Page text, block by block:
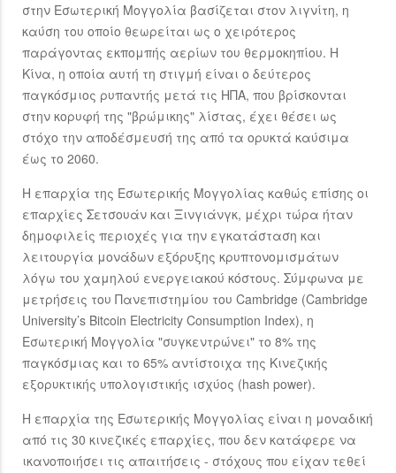
στην Εσωτερική Μογγολία βασίζεται στον λιγνίτη, η
καύση του οποίο θεωρείται ως ο χειρότερος
παράγοντας εκπομπής αερίων του θερμοκηπίου. Η
Κίνα, η οποία αυτή τη στιγμή είναι ο δεύτερος
παγκόσμιος ρυπαντής μετά τις ΗΠΑ, που βρίσκονται
στην κορυφή της "βρώμικης" λίστας, έχει θέσει ως
στόχο την αποδέσμευσή της από τα ορυκτά καύσιμα
έως το 2060.
Η επαρχία της Εσωτερικής Μογγολίας καθώς επίσης οι
επαρχίες Σετσουάν και Ξινγιάνγκ, μέχρι τώρα ήταν
δημοφιλείς περιοχές για την εγκατάσταση και
λειτουργία μονάδων εξόρυξης κρυπτονομισμάτων
λόγω του χαμηλού ενεργειακού κόστους. Σύμφωνα με
μετρήσεις του Πανεπιστημίου του Cambridge (Cambridge
University’s Bitcoin Electricity Consumption Index), η
Εσωτερική Μογγολία "συγκεντρώνει" το 8% της
παγκόσμιας και το 65% αντίστοιχα της Κινεζικής
εξορυκτικής υπολογιστικής ισχύος (hash power).
Η επαρχία της Εσωτερικής Μογγολίας είναι η μοναδική
από τις 30 κινεζικές επαρχίες, που δεν κατάφερε να
ικανοποιήσει τις απαιτήσεις - στόχους που είχαν τεθεί